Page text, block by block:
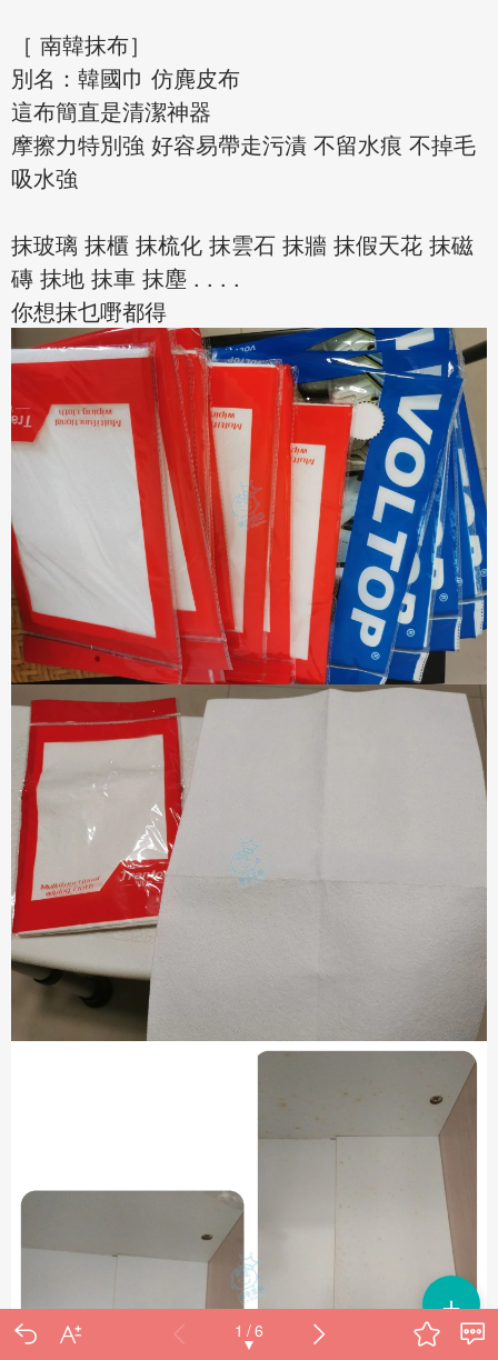
＋
［ 南韓抹布］
別名：韓國巾 仿麂皮布
這布簡直是清潔神器
摩擦力特別強 好容易帶走污漬 不留水痕 不掉毛
吸水強
抹玻璃 抹櫃 抹梳化 抹雲石 抹牆 抹假天花 抹磁
磚 抹地 抹車 抹塵 . . . .
你想抹乜嘢都得
1 / 6